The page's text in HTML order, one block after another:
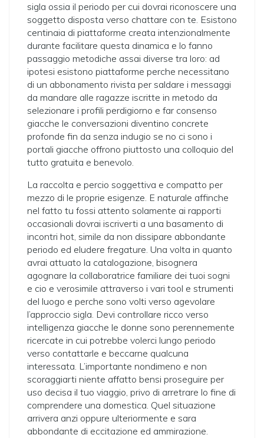
sigla ossia il periodo per cui dovrai riconoscere una
soggetto disposta verso chattare con te. Esistono
centinaia di piattaforme creata intenzionalmente
durante facilitare questa dinamica e lo fanno
passaggio metodiche assai diverse tra loro: ad
ipotesi esistono piattaforme perche necessitano
di un abbonamento rivista per saldare i messaggi
da mandare alle ragazze iscritte in metodo da
selezionare i profili perdigiorno e far consenso
giacche le conversazioni diventino concrete
profonde fin da senza indugio se no ci sono i
portali giacche offrono piuttosto una colloquio del
tutto gratuita e benevolo.
La raccolta e percio soggettiva e compatto per
mezzo di le proprie esigenze. E naturale affinche
nel fatto tu fossi attento solamente ai rapporti
occasionali dovrai iscriverti a una basamento di
incontri hot, simile da non dissipare abbondante
periodo ed eludere fregature. Una volta in quanto
avrai attuato la catalogazione, bisognera
agognare la collaboratrice familiare dei tuoi sogni
e cio e verosimile attraverso i vari tool e strumenti
del luogo e perche sono volti verso agevolare
l’approccio sigla. Devi controllare ricco verso
intelligenza giacche le donne sono perennemente
ricercate in cui potrebbe volerci lungo periodo
verso contattarle e beccarne qualcuna
interessata. L’importante nondimeno e non
scoraggiarti niente affatto bensi proseguire per
uso decisa il tuo viaggio, privo di arretrare lo fine di
comprendere una domestica. Quel situazione
arrivera anzi oppure ulteriormente e sara
abbondante di eccitazione ed ammirazione.